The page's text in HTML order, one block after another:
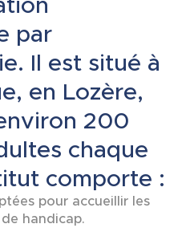
par
Il est situé à
en Lozère,
200
chaque
comporte :
pour accueillir les
handicap.